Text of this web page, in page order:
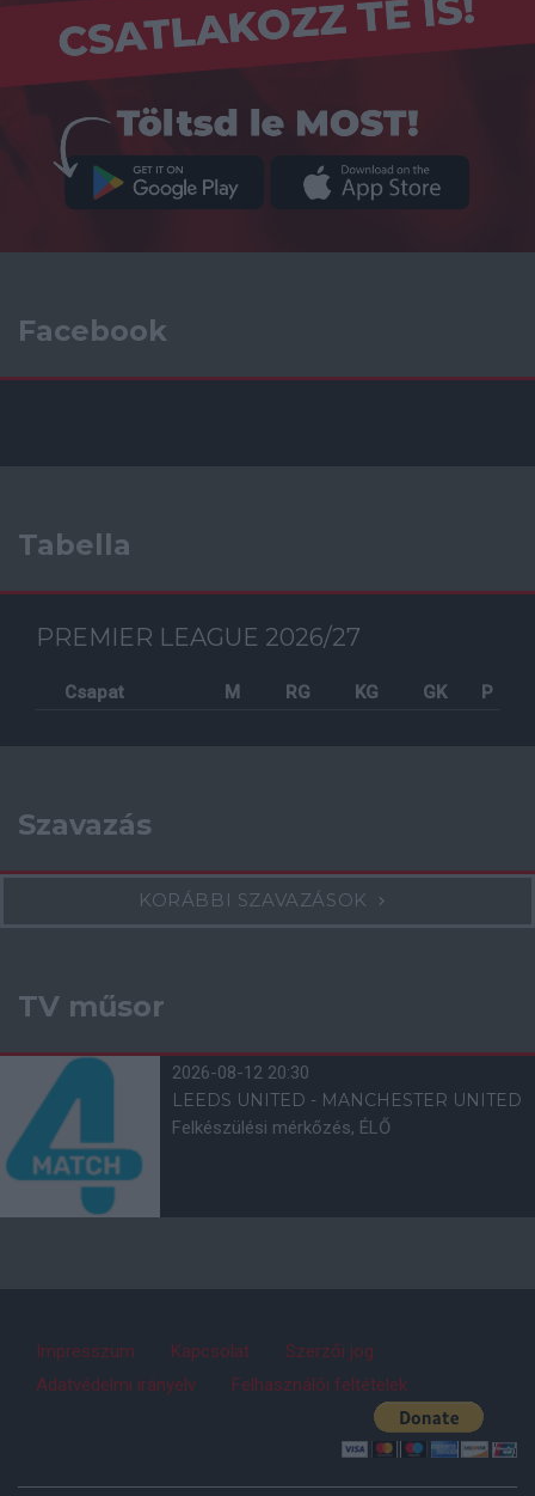
Facebook
Tabella
PREMIER LEAGUE 2026/27
Csapat M RG KG GK P
Szavazás
KORÁBBI SZAVAZÁSOK
TV műsor
2026-08-12 20:30
LEEDS UNITED - MANCHESTER UNITED
Felkészülési mérkőzés, ÉLŐ
Impresszum Kapcsolat
Szerzői jog
Adatvédelmi irányelv
Felhasználói feltételek